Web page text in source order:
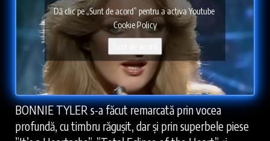
Dă clic pe „Sunt de acord” pentru a activa Youtube
Cookie Policy
BONNIE TYLER s-a făcut remarcată prin vocea
profundă, cu timbru răgușit, dar și prin superbele piese